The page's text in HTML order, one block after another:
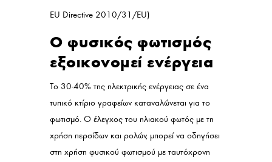
EU Directive 2010/31/EU)
Ο φυσικός φωτισμός
εξοικονομεί ενέργεια
Το 30-40% της ηλεκτρικής ενέργειας σε ένα
τυπικό κτίριο γραφείων καταναλώνεται για το
φωτισμό. Ο έλεγχος του ηλιακού φωτός με τη
χρήση περσίδων και ρολών, μπορεί να οδηγήσει
στη χρήση φυσικού φωτισμού με ταυτόχρονη